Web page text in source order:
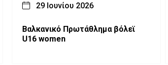
29 Ιουνίου 2026
Βαλκανικό Πρωτάθλημα βόλεϊ
U16 women